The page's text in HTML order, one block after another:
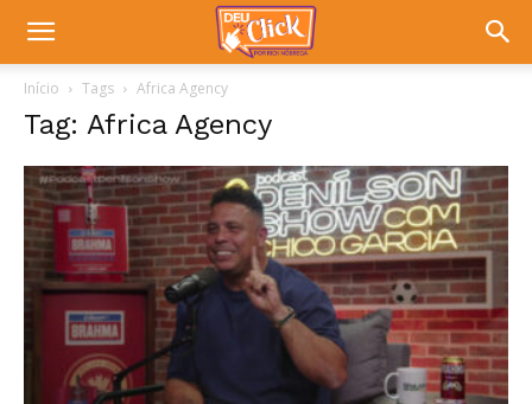
Início Tags Africa Agency
Tag: Africa Agency